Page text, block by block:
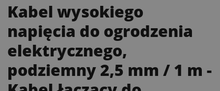
Kabel wysokiego
napięcia do ogrodzenia
elektrycznego,
podziemny 2,5 mm / 1 m -